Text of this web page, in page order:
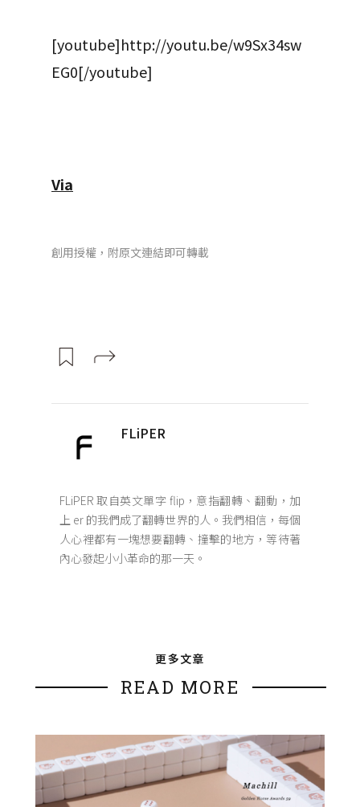
[youtube]http://youtu.be/w9Sx34sw
EG0[/youtube]
Via
創用授權，附原文連結即可轉載
FLiPER
FLiPER 取自英文單字 flip，意指翻轉、翻動，加
上 er 的我們成了翻轉世界的人。我們相信，每個
人心裡都有一塊想要翻轉、撞擊的地方，等待著
內心發起小小革命的那一天。
更多文章
READ MORE